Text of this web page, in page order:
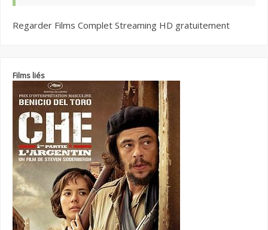
Regarder Films Complet Streaming HD gratuitement
Films liés